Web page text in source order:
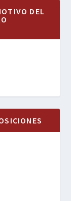
DEL